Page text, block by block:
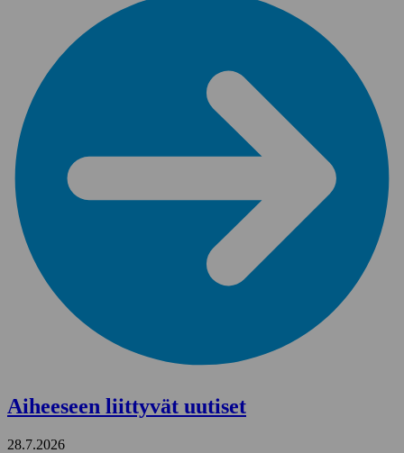
Aiheeseen liittyvät uutiset
28.7.2026